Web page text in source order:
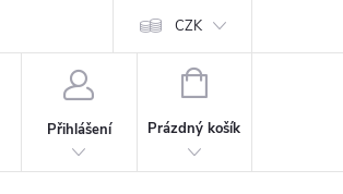
Jak balíme vaše objednávky
CZK
Přihlášení
NÁKUPNÍ
Prázdný košík